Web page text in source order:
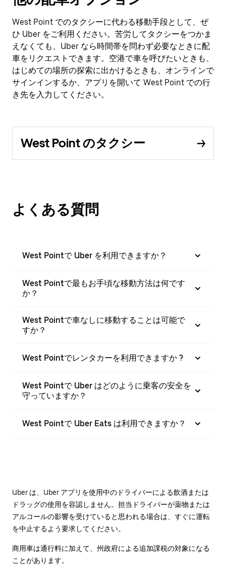
West Point でのタクシーに代わる移動手段として、ぜ
ひ Uber をご利用ください。苦労してタクシーをつかま
えなくても、Uber なら時間帯を問わず必要なときに配
車をリクエストできます。空港で車を呼びたいときも、
はじめての場所の探索に出かけるときも、オンラインで
サインインするか、アプリを開いて West Point での行
き先を入力してください。
West Point のタクシー
よくある質問
West Pointで Uber を利用できますか？
West Pointで最もお手頃な移動方法は何です
か？
West Pointで車なしに移動することは可能で
すか？
West Pointでレンタカーを利用できますか ?
West Pointで Uber はどのように乗客の安全を
守っていますか？
West Pointで Uber Eats は利用できますか？
Uber は、Uber アプリを使用中のドライバーによる飲酒または
ドラッグの使用を容認しません。担当ドライバーが薬物または
アルコールの影響を受けていると思われる場合は、すぐに運転
を中止するよう要求してください。
商用車は通行料に加えて、州政府による追加課税の対象になる
ことがあります。